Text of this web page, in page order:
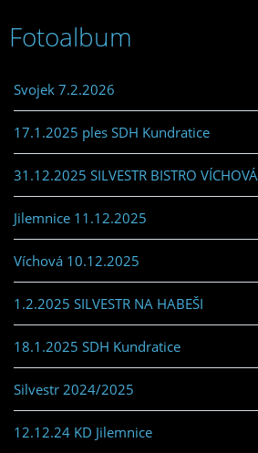
Fotoalbum
Svojek 7.2.2026
17.1.2025 ples SDH Kundratice
31.12.2025 SILVESTR BISTRO VÍCHOVÁ
Jilemnice 11.12.2025
Víchová 10.12.2025
1.2.2025 SILVESTR NA HABEŠI
18.1.2025 SDH Kundratice
Silvestr 2024/2025
12.12.24 KD Jilemnice